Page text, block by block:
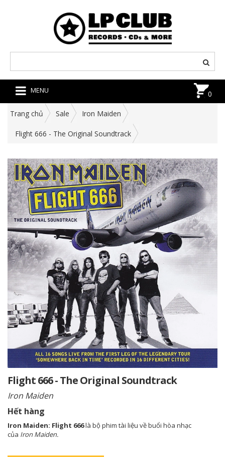
MENU 0
Trang chủ Sale Iron Maiden
Flight 666 - The Original Soundtrack
Flight 666 - The Original Soundtrack
Iron Maiden
Hết hàng
Iron Maiden: Flight 666là bộ phim tài liệu về buổi hòa nhạc
của Iron Maiden.